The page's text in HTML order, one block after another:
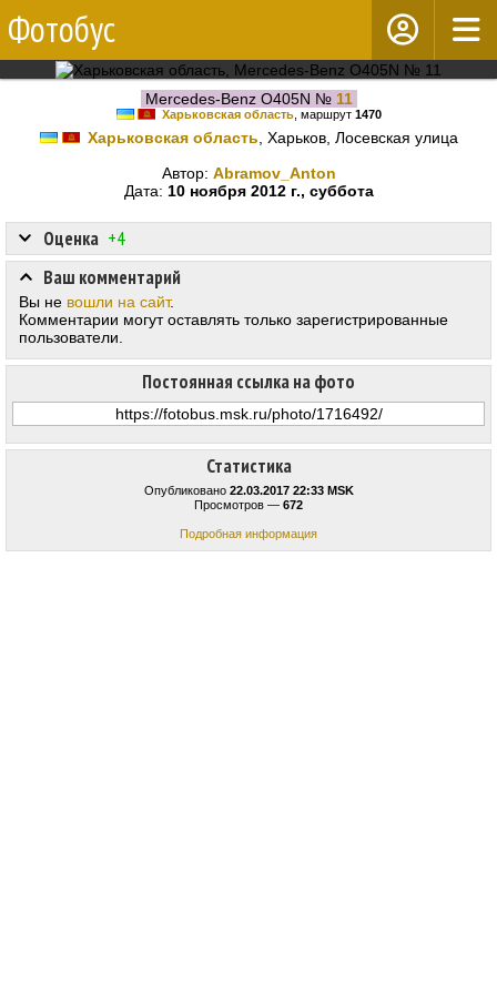
Фотобус
Mercedes-Benz O405N № 11
Харьковская область, маршрут 1470
Харьковская область , Харьков, Лосевская улица
Автор: Abramov_Anton
Дата: 10 ноября 2012 г., суббота
Статистика
Опубликовано 22.03.2017 22:33 MSK
Просмотров — 672
Подробная информация
Оценка +4
Постоянная ссылка на фото
Ваш комментарий
Вы не вошли на сайт.
Комментарии могут оставлять только зарегистрированные
пользователи.